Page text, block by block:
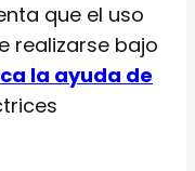
que el uso
realizarse bajo
la ayuda de